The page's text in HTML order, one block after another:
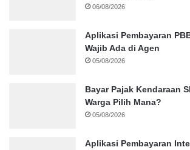
06/08/2026
Aplikasi Pembayaran
Wajib Ada di Agen
05/08/2026
Bayar Pajak Kendaraan
Warga Pilih Mana?
05/08/2026
Aplikasi Pembayaran